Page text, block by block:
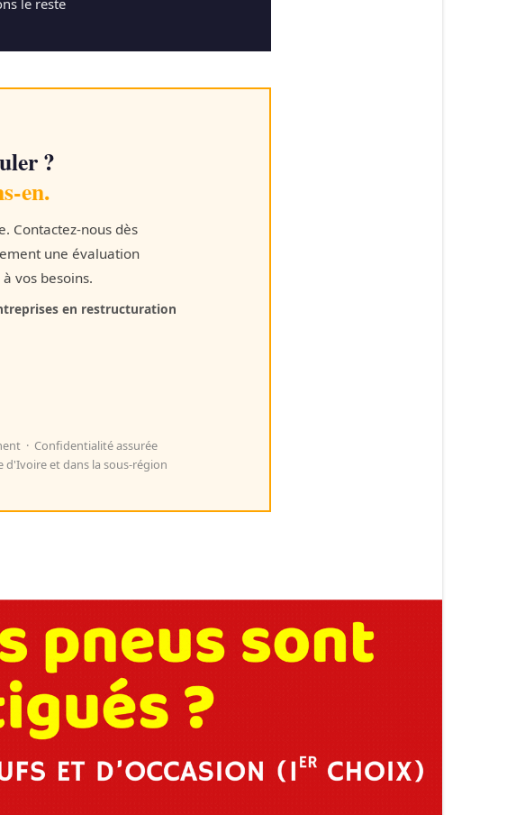
le reste
?
en.
Contactez-nous dès
une évaluation
vos besoins.
en restructuration
· Confidentialité assurée
et dans la sous-région